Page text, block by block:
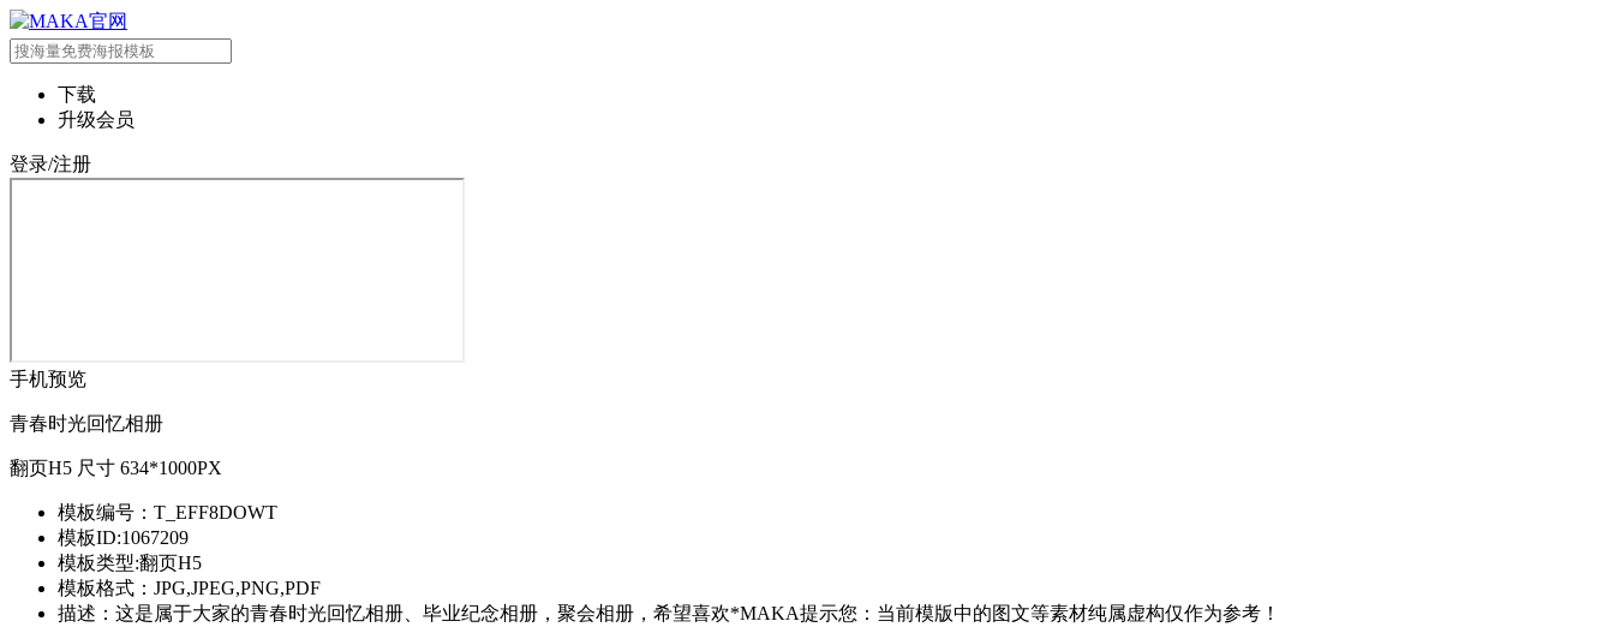
下载
升级会员
登录/注册
手机预览
青春时光回忆相册
翻页H5 尺寸 634*1000PX
模板编号：T_EFF8DOWT
模板ID:1067209
模板类型:翻页H5
模板格式：JPG,JPEG,PNG,PDF
描述：这是属于大家的青春时光回忆相册、毕业纪念相册，聚会相册，希望喜欢*MAKA提示您：当前模版中的图文等素材纯属虚构仅作为参考！